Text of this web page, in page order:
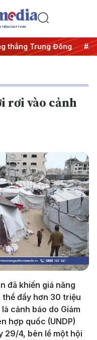
TIỆN CỦA TTXVN
thẳng Trung Đông
rơi vào cảnh
đã khiến giá năng
đẩy hơn 30 triệu
cảnh báo do Giám
hợp quốc (UNDP)
29/4, bên lề một hội